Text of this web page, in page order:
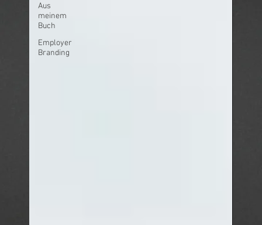
Aus
meinem
Buch
Employer
Branding